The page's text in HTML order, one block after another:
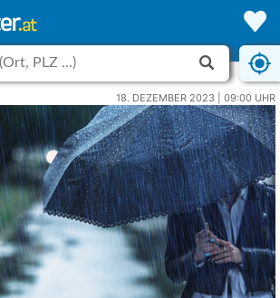
18. DEZEMBER 2023 | 09:00 UHR